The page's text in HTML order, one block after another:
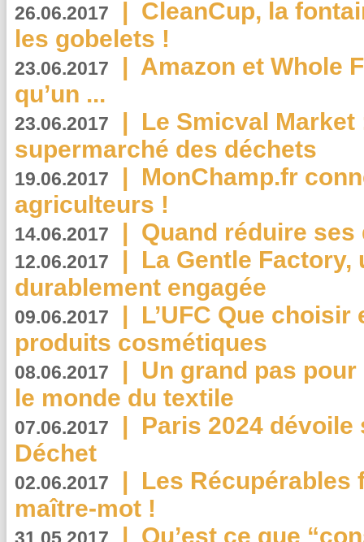
26.06.2017 | CleanCup, la
les gobelets !
23.06.2017 | Amazon et Whole
qu’un ...
23.06.2017 | Le Smicval
supermarché des déchets
19.06.2017 | MonChamp.fr
agriculteurs !
14.06.2017 | Quand réduire
12.06.2017 | La Gentle
durablement engagée
09.06.2017 | L’UFC Que
produits cosmétiques
08.06.2017 | Un grand pas
le monde du textile
07.06.2017 | Paris 2024
Déchet
02.06.2017 | Les Récupérables
maître-mot !
| Qu’est ce que